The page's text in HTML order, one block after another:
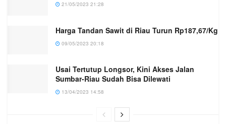
21/05/2023 21:28
Harga Tandan Sawit di Riau Turun Rp187,67/Kg
09/05/2023 20:18
Usai Tertutup Longsor, Kini Akses Jalan
Sumbar-Riau Sudah Bisa Dilewati
13/04/2023 14:58